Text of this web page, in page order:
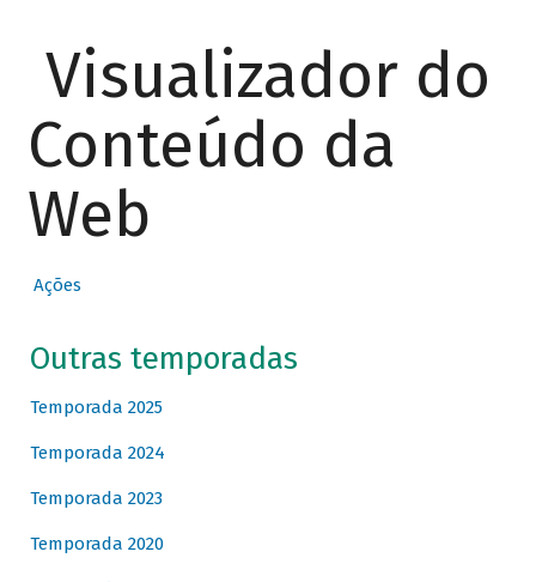
Visualizador do
Conteúdo da
Web
Ações
Outras temporadas
Temporada 2025
Temporada 2024
Temporada 2023
Temporada 2020